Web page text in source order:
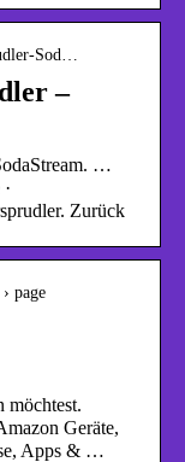
Sod…
–
…
Zurück
page
möchtest.
Geräte,
Apps & …